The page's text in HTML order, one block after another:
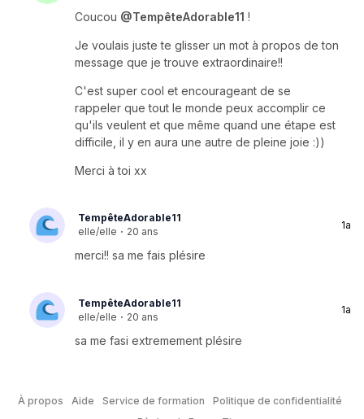
Coucou @TempêteAdorable11 !
Je voulais juste te glisser un mot à propos de ton
message que je trouve extraordinaire!!
C'est super cool et encourageant de se
rappeler que tout le monde peux accomplir ce
qu'ils veulent et que même quand une étape est
difficile, il y en aura une autre de pleine joie :))
Merci à toi xx
TempêteAdorable11
elle/elle · 20 ans
1a
merci!! sa me fais plésire
TempêteAdorable11
elle/elle · 20 ans
1a
sa me fasi extremement plésire
À propos Aide Service de formation
Politique de confidentialité